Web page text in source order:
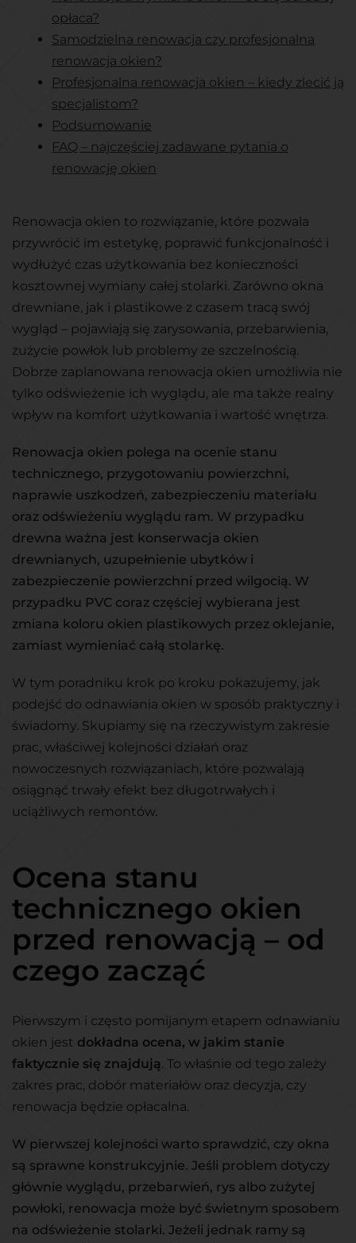
opłaca?
Samodzielna renowacja czy profesjonalna
renowacja okien?
Profesjonalna renowacja okien – kiedy zlecić ją
specjalistom?
Podsumowanie
FAQ – najczęściej zadawane pytania o
renowację okien
Renowacja okien to rozwiązanie, które pozwala
przywrócić im estetykę, poprawić funkcjonalność i
wydłużyć czas użytkowania bez konieczności
kosztownej wymiany całej stolarki. Zarówno okna
drewniane, jak i plastikowe z czasem tracą swój
wygląd – pojawiają się zarysowania, przebarwienia,
zużycie powłok lub problemy ze szczelnością.
Dobrze zaplanowana renowacja okien umożliwia nie
tylko odświeżenie ich wyglądu, ale ma także realny
wpływ na komfort użytkowania i wartość wnętrza.
Renowacja okien polega na ocenie stanu
technicznego, przygotowaniu powierzchni,
naprawie uszkodzeń, zabezpieczeniu materiału
oraz odświeżeniu wyglądu ram. W przypadku
drewna ważna jest konserwacja okien
drewnianych, uzupełnienie ubytków i
zabezpieczenie powierzchni przed wilgocią. W
przypadku PVC coraz częściej wybierana jest
zmiana koloru okien plastikowych przez oklejanie,
zamiast wymieniać całą stolarkę.
W tym poradniku krok po kroku pokazujemy, jak
podejść do odnawiania okien w sposób praktyczny i
świadomy. Skupiamy się na rzeczywistym zakresie
prac, właściwej kolejności działań oraz
nowoczesnych rozwiązaniach, które pozwalają
osiągnąć trwały efekt bez długotrwałych i
uciążliwych remontów.
Ocena stanu
technicznego okien
przed renowacją – od
czego zacząć
Pierwszym i często pomijanym etapem odnawianiu
okien jest dokładna ocena, w jakim stanie
faktycznie się znajdują. To właśnie od tego zależy
zakres prac, dobór materiałów oraz decyzja, czy
renowacja będzie opłacalna.
W pierwszej kolejności warto sprawdzić, czy okna
są sprawne konstrukcyjnie. Jeśli problem dotyczy
głównie wyglądu, przebarwień, rys albo zużytej
powłoki, renowacja może być świetnym sposobem
na odświeżenie stolarki. Jeżeli jednak ramy są